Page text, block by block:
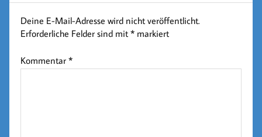
Deine E-Mail-Adresse wird nicht veröffentlicht.
Erforderliche Felder sind mit* markiert
Kommentar*